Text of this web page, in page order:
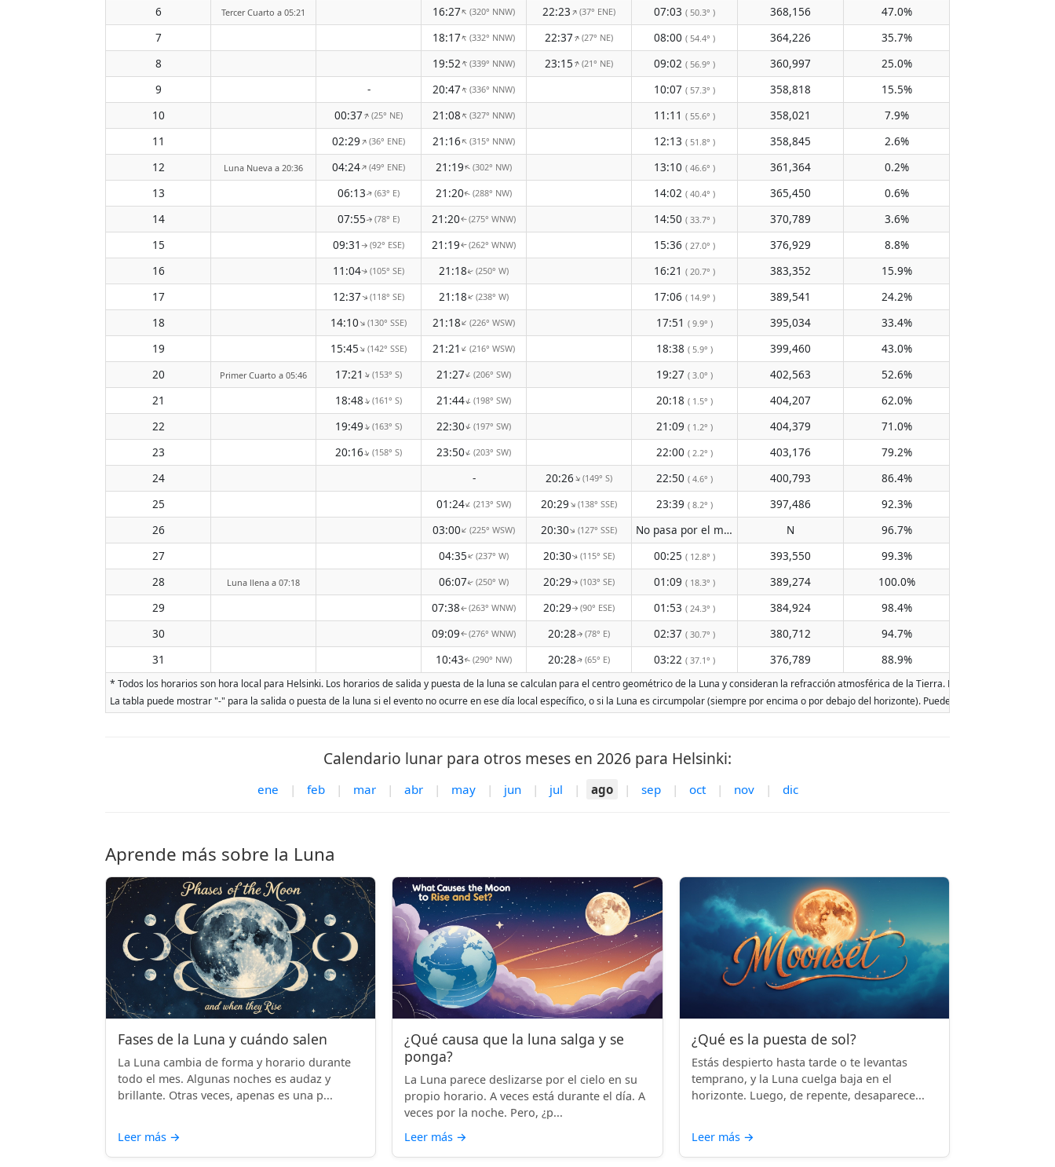
6
Tercer Cuarto a 05:21 16:27↑(320° NNW) 22:23↑(37° ENE) 07:03 ( 50.3° ) 368,156
47.0%
7
18:17↑(332° NNW) 22:37↑(27° NE) 08:00 ( 54.4° ) 364,226
35.7%
8
19:52↑(339° NNW) 23:15↑(21° NE) 09:02 ( 56.9° ) 360,997
25.0%
9
- 20:47↑(336° NNW) 10:07 ( 57.3° ) 358,818
15.5%
10
00:37↑(25° NE) 21:08↑(327° NNW) 11:11 ( 55.6° ) 358,021
7.9%
11
02:29↑(36° ENE) 21:16↑(315° NNW) 12:13 ( 51.8° ) 358,845
2.6%
12
Luna Nueva a 20:36 04:24↑(49° ENE) 21:19↑(302° NW) 13:10 ( 46.6° ) 361,364
0.2%
13
06:13↑(63° E) 21:20↑(288° NW) 14:02 ( 40.4° ) 365,450
0.6%
14
07:55↑(78° E) 21:20↑(275° WNW) 14:50 ( 33.7° ) 370,789
3.6%
15
09:31 ↑(92° ESE) 21:19↑(262° WNW) 15:36 ( 27.0° ) 376,929
8.8%
16
11:04↑(105° SE) 21:18↑(250° W) 16:21 ( 20.7° ) 383,352
15.9%
17
12:37↑(118° SE) 21:18↑(238° W) 17:06 ( 14.9° ) 389,541
24.2%
18
14:10↑(130° SSE) 21:18↑(226° WSW) 17:51 ( 9.9° ) 395,034
33.4%
19
15:45↑(142° SSE) 21:21 ↑(216° WSW) 18:38 ( 5.9° ) 399,460
43.0%
20
Primer Cuarto a 05:46 17:21 ↑(153° S) 21:27↑(206° SW) 19:27 ( 3.0° ) 402,563
52.6%
21
18:48↑ (161° S) 21:44↑ (198° SW) 20:18 ( 1.5° ) 404,207
62.0%
22
19:49↑ (163° S) 22:30↑ (197° SW) 21:09 ( 1.2° ) 404,379
71.0%
23
20:16↑(158° S) 23:50↑(203° SW) 22:00 ( 2.2° ) 403,176
79.2%
24
- 20:26↑(149° S) 22:50 ( 4.6° ) 400,793
86.4%
25
01:24↑(213° SW) 20:29↑(138° SSE) 23:39 ( 8.2° ) 397,486
92.3%
26
03:00↑(225° WSW) 20:30↑(127° SSE) No pasa por el meridiano N
96.7%
27
04:35↑(237° W) 20:30↑(115° SE) 00:25 ( 12.8° ) 393,550
99.3%
28
Luna llena a 07:18 06:07↑(250° W) 20:29↑(103° SE) 01:09 ( 18.3° ) 389,274
100.0%
29
07:38↑(263° WNW) 20:29↑ (90° ESE) 01:53 ( 24.3° ) 384,924
98.4%
30
09:09↑(276° WNW) 20:28↑(78° E) 02:37 ( 30.7° ) 380,712
94.7%
31
10:43↑(290° NW) 20:28↑(65° E) 03:22 ( 37.1° ) 376,789 88.9%
* Todos los horarios son hora local para Helsinki. Los horarios de salida y puesta de la luna se calculan para el centro geométrico de la Luna y consideran la refracción atmosférica de la Tierra. Las fechas se basan
La tabla puede mostrar "-" para la salida o puesta de la luna si el evento no ocurre en ese día local específico, o si la Luna es circumpolar (siempre por encima o por debajo del horizonte). Pueden ocurrir dos salidas
Calendario lunar para otros meses en 2026 para Helsinki:
ene | feb | mar | abr | may | jun | jul | ago | sep | oct | nov | dic
Aprende más sobre la Luna
Fases de la Luna y cuándo salen
La Luna cambia de forma y horario durante
todo el mes. Algunas noches es audaz y
brillante. Otras veces, apenas es una p...
Leer más →
¿Qué causa que la luna salga y se
ponga?
La Luna parece deslizarse por el cielo en su
propio horario. A veces está durante el día. A
veces por la noche. Pero, ¿p...
Leer más →
¿Qué es la puesta de sol?
Estás despierto hasta tarde o te levantas
temprano, y la Luna cuelga baja en el
horizonte. Luego, de repente, desaparece...
Leer más →